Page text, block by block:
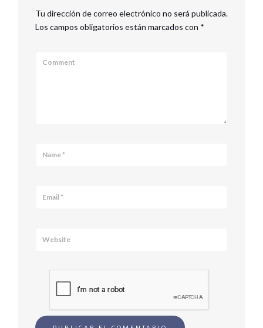
Tu dirección de correo electrónico no será publicada.
Los campos obligatorios están marcados con *